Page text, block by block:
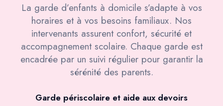
La garde d’enfants à domicile s’adapte à vos
horaires et à vos besoins familiaux. Nos
intervenants assurent confort, sécurité et
accompagnement scolaire. Chaque garde est
encadrée par un suivi régulier pour garantir la
sérénité des parents.
Garde périscolaire et aide aux devoirs